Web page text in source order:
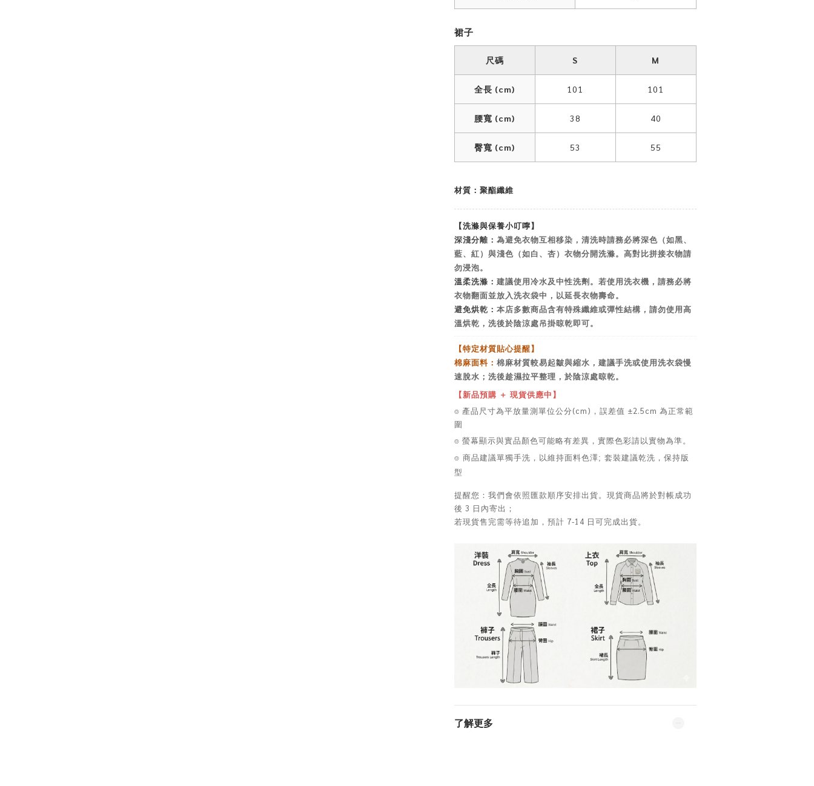
裙子
尺碼 S M
全長 (cm) 101 101
腰寬 (cm) 38 40
臀寬 (cm) 53 55
材質：聚酯纖維
【洗滌與保養小叮嚀】
深淺分離： 為避免衣物互相移染，清洗時請務必將深色（如黑、
藍、紅）與淺色（如白、杏）衣物分開洗滌。高對比拼接衣物請
勿浸泡。
溫柔洗滌： 建議使用冷水及中性洗劑。若使用洗衣機，請務必將
衣物翻面並放入洗衣袋中，以延長衣物壽命。
避免烘乾： 本店多數商品含有特殊纖維或彈性結構，請勿使用高
溫烘乾，洗後於陰涼處吊掛晾乾即可。
【特定材質貼心提醒】
棉麻面料： 棉麻材質較易起皺與縮水，建議手洗或使用洗衣袋慢
速脫水；洗後趁濕拉平整理，於陰涼處晾乾。
【新品預購 ＋ 現貨供應中】
⌾ 產品尺寸為平放量測單位公分(cm)，誤差值 ±2.5cm 為正常範
圍
⌾ 螢幕顯示與實品顏色可能略有差異，實際色彩請以實物為準。
⌾ 商品建議單獨手洗，以維持面料色澤; 套裝建議乾洗，保持版
型
提醒您：我們會依照匯款順序安排出貨。現貨商品將於對帳成功
後 3 日內寄出；
若現貨售完需等待追加，預計 7-14 日可完成出貨。
了解更多